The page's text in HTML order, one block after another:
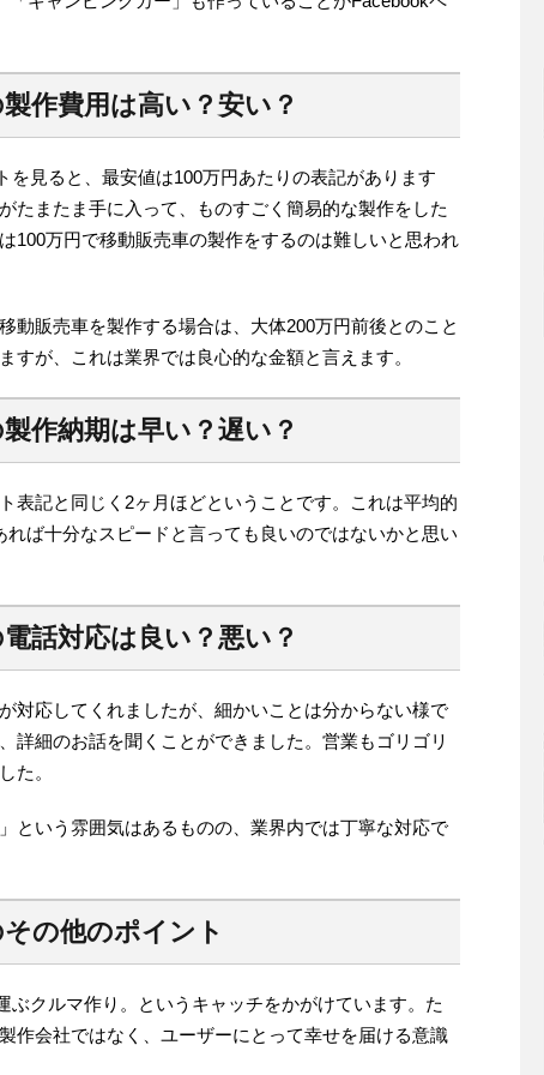
作費用は高い？安い？
を見ると、最安値は100万円あたりの表記があります
たまたま手に入って、ものすごく簡易的な製作をした
100万円で移動販売車の製作をするのは難しいと思われ
動販売車を製作する場合は、大体200万円前後とのこと
すが、これは業界では良心的な金額と言えます。
作納期は早い？遅い？
表記と同じく2ヶ月ほどということです。これは平均的
ば十分なスピードと言っても良いのではないかと思い
話対応は良い？悪い？
対応してくれましたが、細かいことは分からない様で
詳細のお話を聞くことができました。営業もゴリゴリ
た。
という雰囲気はあるものの、業界内では丁寧な対応で
の他のポイント
ぶクルマ作り。というキャッチをかがけています。た
作会社ではなく、ユーザーにとって幸せを届ける意識